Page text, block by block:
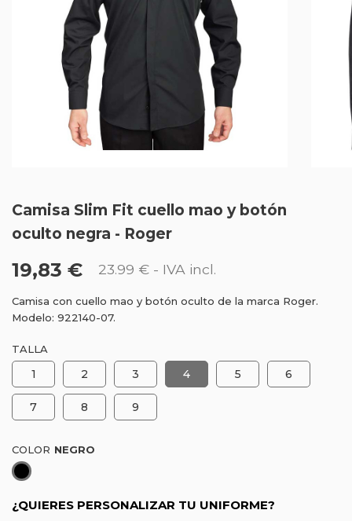
Camisa Slim Fit cuello mao y botón
oculto negra - Roger
19,83 € 23.99 € - IVA incl.
Camisa con cuello mao y botón oculto de la marca Roger.
Modelo: 922140-07.
TALLA
1 2 3 4 5 6
7 8 9
COLOR
Negro
¿QUIERES PERSONALIZAR TU UNIFORME?